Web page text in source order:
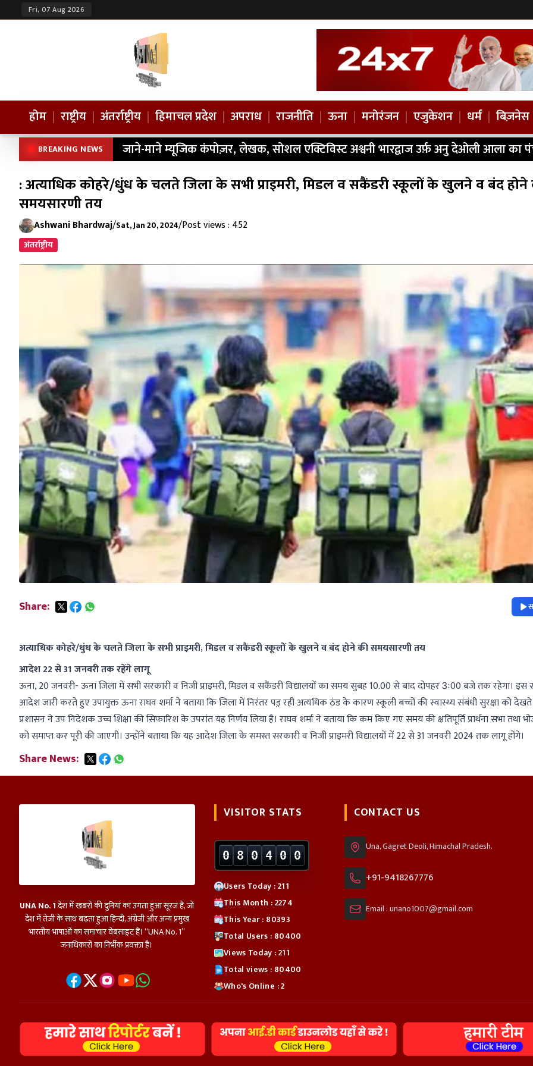
Fri, 07 Aug 2026
होम | राष्ट्रीय | अंतर्राष्ट्रीय | हिमाचल प्रदेश | अपराध | राजनीति | ऊना | मनोरंजन | एजुकेशन | धर्म | बिज़नेस
BREAKING NEWS जाने-माने म्यूजिक कंपोज़र, लेखक, सोशल एक्टिविस्ट अश्वनी भारद्वाज उर्फ़ अनु देओली आला का
: अत्याधिक कोहरे/धुंध के चलते जिला के सभी प्राइमरी, मिडल व सकैंडरी स्कूलों के खुलने व बंद होने
समयसारणी तय
Ashwani Bhardwaj/Sat, Jan 20, 2024/Post views : 452
अंतर्राष्ट्रीय
Share:
अत्याधिक कोहरे/धुंध के चलते जिला के सभी प्राइमरी, मिडल व सकैंडरी स्कूलों के खुलने व बंद होने की समयसारणी तय
आदेश 22 से 31 जनवरी तक रहेंगे लागू
ऊना, 20 जनवरी- ऊना जिला में सभी सरकारी व निजी प्राइमरी, मिडल व सकैंडरी विद्यालयों का समय सुबह 10.00 से बाद दोपहर 3ः00 बजे तक रहेगा।
आदेश जारी करते हुए उपायुक्त ऊना राघव शर्मा ने बताया कि जिला में निरंतर पड़़ रही अत्यधिक ठंड के कारण स्कूली बच्चों की स्वास्थ्य संबंधी सुरक्षा को
प्रशासन ने उप निदेशक उच्च शिक्षा की सिफारिश के उपरांत यह निर्णय लिया है। राघव शर्मा ने बताया कि कम किए गए समय की क्षतिपूर्ति प्रार्थना सभा तथा
को समाप्त कर पूरी की जाएगी। उन्होंने बताया कि यह आदेश जिला के समस्त सरकारी व निजी प्राइमरी विद्यालयों में 22 से 31 जनवरी 2024 तक लागू होंगे।
Share News:
UNA No. 1देश में खबरों की दुनियां का उगता हुआ सूरज हैं, जो
देश में तेज़ी के साथ बढ़ता हुआ हिन्दी, अंग्रेजी और अन्य प्रमुख
भारतीय भाषाओं का समाचार वेबसाइट हैं। “UNA No. 1”
जनाधिकारों का निर्भीक प्रवक्ता हैं।
VISITOR STATS
0 8 0 4 0 0
Users Today : 211
This Month : 2274
This Year : 80393
Total Users : 80400
Views Today : 211
Total views : 80400
Who's Online : 2
CONTACT US
Una, Gagret Deoli, Himachal Pradesh.
+91-9418267776
Email : unano1007@gmail.com